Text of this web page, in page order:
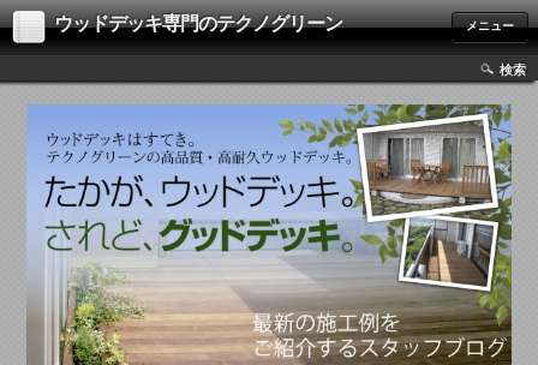
ウッドデッキ専門のテクノグリーン メニュー
検索